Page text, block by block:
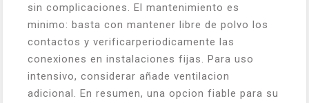
sin complicaciones. El mantenimiento es
minimo: basta con mantener libre de polvo los
contactos y verificarperiodicamente las
conexiones en instalaciones fijas. Para uso
intensivo, considerar añade ventilacion
adicional. En resumen, una opcion fiable para su